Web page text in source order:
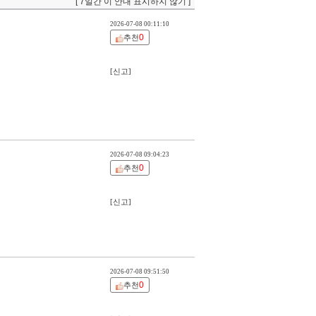
2026-07-08 00:11:10
추천0
[신고]
2026-07-08 09:04:23
추천0
[신고]
2026-07-08 09:51:50
추천0